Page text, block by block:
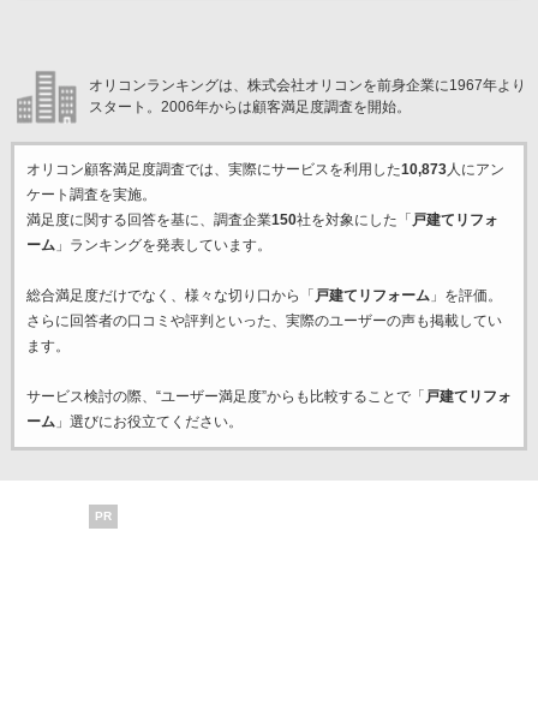
オリコンランキングは、株式会社オリコンを前身企業に1967年より
スタート。2006年からは顧客満足度調査を開始。
オリコン顧客満足度調査では、実際にサービスを利用した10,873人にアン
ケート調査を実施。
満足度に関する回答を基に、調査企業150社を対象にした「 戸建てリフォ
ーム」ランキングを発表しています。
総合満足度だけでなく、様々な切り口から「 戸建てリフォーム」を評価。
さらに回答者の口コミや評判といった、実際のユーザーの声も掲載してい
ます。
サービス検討の際、“ユーザー満足度”からも比較することで「 戸建てリフォ
ーム」選びにお役立てください。
PR